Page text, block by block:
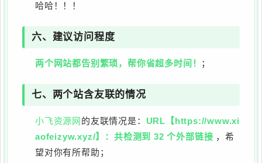
哈哈！！！
六、建议访问程度
两个网站都告别繁琐，帮你省超多时间！ ；
七、两个站含友联的情况
小飞资源网 的友联情况是： URL【https://www.xi
aofeizyw.xyz/】：共检测到 32 个外部链接 ，希
望对你有所帮助；